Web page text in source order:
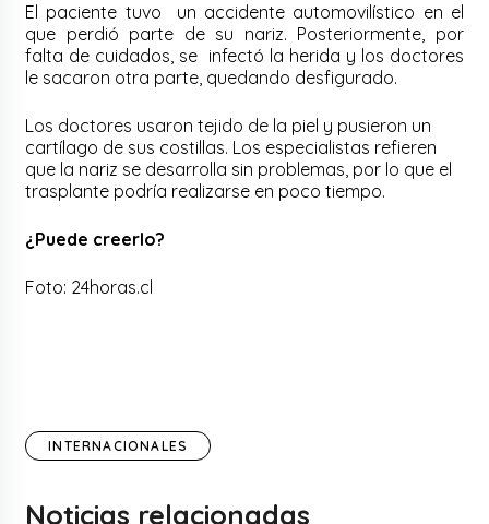
El paciente tuvo un accidente automovilístico en el
que perdió parte de su nariz. Posteriormente, por
falta de cuidados, se infectó la herida y los doctores
le sacaron otra parte, quedando desfigurado.
Los doctores usaron tejido de la piel y pusieron un
cartílago de sus costillas. Los especialistas refieren
que la nariz se desarrolla sin problemas, por lo que el
trasplante podría realizarse en poco tiempo.
¿Puede creerlo?
Foto: 24horas.cl
INTERNACIONALES
Noticias relacionadas